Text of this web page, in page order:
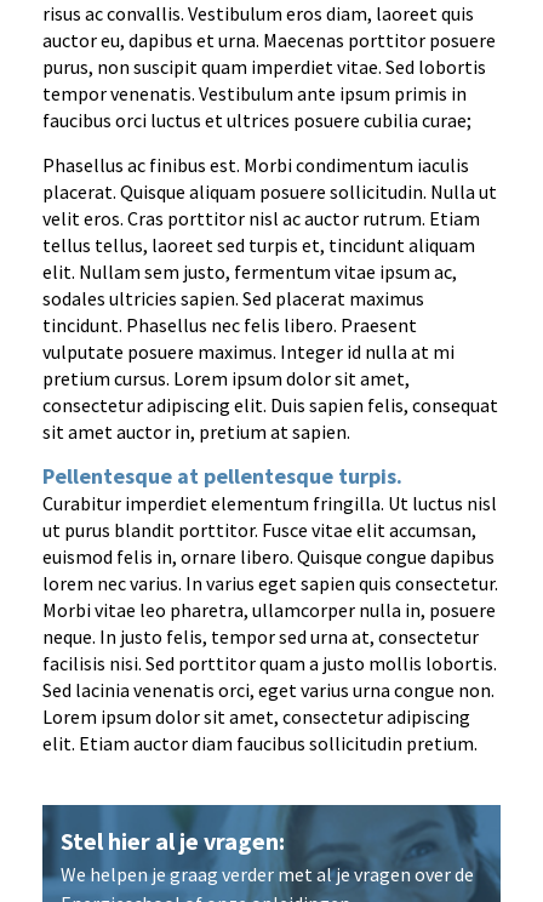
risus ac convallis. Vestibulum eros diam, laoreet quis
auctor eu, dapibus et urna. Maecenas porttitor posuere
purus, non suscipit quam imperdiet vitae. Sed lobortis
tempor venenatis. Vestibulum ante ipsum primis in
faucibus orci luctus et ultrices posuere cubilia curae;
Phasellus ac finibus est. Morbi condimentum iaculis
placerat. Quisque aliquam posuere sollicitudin. Nulla ut
velit eros. Cras porttitor nisl ac auctor rutrum. Etiam
tellus tellus, laoreet sed turpis et, tincidunt aliquam
elit. Nullam sem justo, fermentum vitae ipsum ac,
sodales ultricies sapien. Sed placerat maximus
tincidunt. Phasellus nec felis libero. Praesent
vulputate posuere maximus. Integer id nulla at mi
pretium cursus. Lorem ipsum dolor sit amet,
consectetur adipiscing elit. Duis sapien felis, consequat
sit amet auctor in, pretium at sapien.
Pellentesque at pellentesque turpis.
Curabitur imperdiet elementum fringilla. Ut luctus nisl
ut purus blandit porttitor. Fusce vitae elit accumsan,
euismod felis in, ornare libero. Quisque congue dapibus
lorem nec varius. In varius eget sapien quis consectetur.
Morbi vitae leo pharetra, ullamcorper nulla in, posuere
neque. In justo felis, tempor sed urna at, consectetur
facilisis nisi. Sed porttitor quam a justo mollis lobortis.
Sed lacinia venenatis orci, eget varius urna congue non.
Lorem ipsum dolor sit amet, consectetur adipiscing
elit. Etiam auctor diam faucibus sollicitudin pretium.
Stel hier al je vragen:
We helpen je graag verder met al je vragen over de